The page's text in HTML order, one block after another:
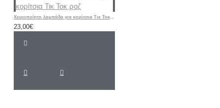
Χειροποίητη λαμπάδα για κορίτσια Τικ Τοκ ροζ
23,00€